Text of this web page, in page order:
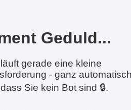
Geduld...
gerade eine kleine
- ganz
Sie kein Bot sind 🔒.